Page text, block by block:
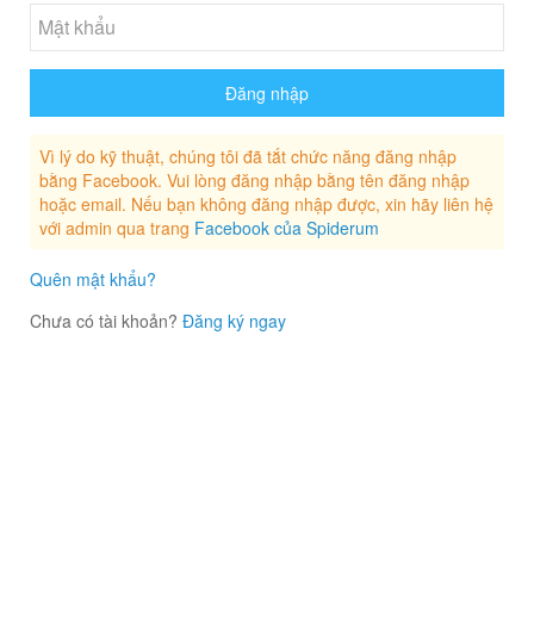
Vì lý do kỹ thuật, chúng tôi đã tắt chức năng đăng nhập
bằng Facebook. Vui lòng đăng nhập bằng tên đăng nhập
hoặc email. Nếu bạn không đăng nhập được, xin hãy liên hệ
với admin qua trang Facebook của Spiderum
Quên mật khẩu?
Chưa có tài khoản? Đăng ký ngay